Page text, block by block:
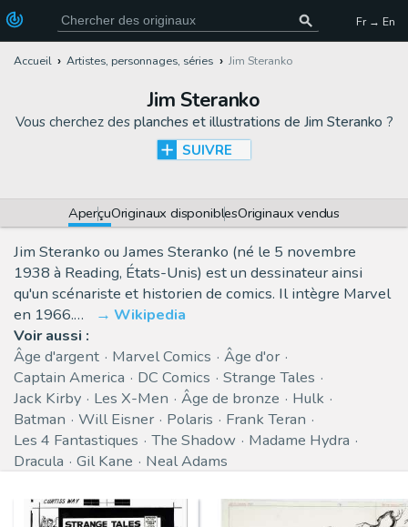
Fr → En
Accueil Artistes, personnages, séries Jim Steranko
Jim Steranko
Vous cherchez des planches et illustrations de Jim Steranko ?
SUIVRE
AperçuOriginaux disponiblesOriginaux vendus
Jim Steranko ou James Steranko (né le 5 novembre
1938 à Reading, États-Unis) est un dessinateur ainsi
qu'un scénariste et historien de comics. Il intègre Marvel
en 1966.…
Wikipedia
Voir aussi :
Âge d'argent
Marvel Comics
Âge d'or
Captain America
DC Comics
Strange Tales
Jack Kirby
Les X-Men Âge de bronze
Hulk
Batman
Will Eisner Polaris
Frank Teran
Les 4 Fantastiques
The Shadow
Madame Hydra
Dracula
Gil Kane Neal Adams